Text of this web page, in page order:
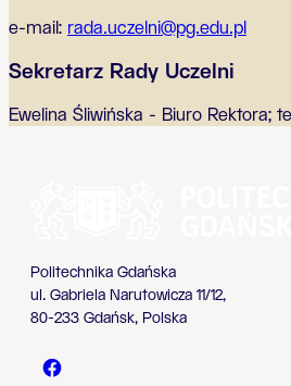
e-mail: rada.uczelni@pg.edu.pl
Sekretarz Rady Uczelni
Ewelina Śliwińska - Biuro Rektora;
Politechnika Gdańska
ul. Gabriela Narutowicza 11/12,
80-233 Gdańsk, Polska
Politechnika Gdańska -